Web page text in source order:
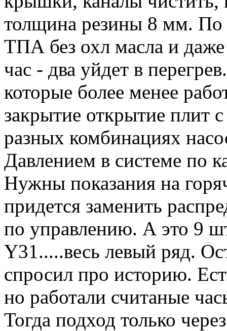
толщина резины 8 мм. По
ТПА без охл масла и
час - два уйдет в
которые более менее
закрытие открытие плит
разных комбинациях
Давлением в системе по
Нужны показания на
придется заменить
по управлению. А это 9
Y31.....весь левый ряд.
спросил про историю.
но работали считаные
Тогда подход только